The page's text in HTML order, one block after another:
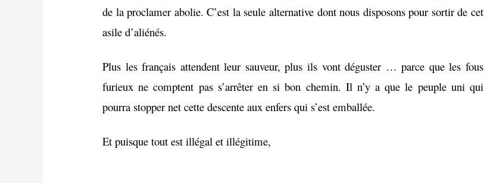
de la proclamer abolie. C’est la seule alternative dont nous disposons pour sortir de cet
asile d’aliénés.
Plus les français attendent leur sauveur, plus ils vont déguster … parce que les fous
furieux ne comptent pas s’arrêter en si bon chemin. Il n’y a que le peuple uni qui
pourra stopper net cette descente aux enfers qui s’est emballée.
Et puisque tout est illégal et illégitime,